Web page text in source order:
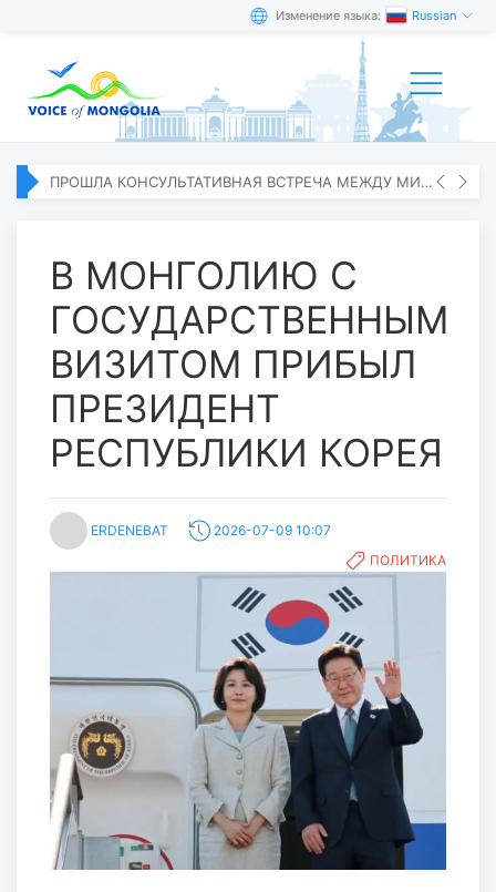
Изменение языка: Russian
ПРОШЛА КОНСУЛЬТАТИВНАЯ ВСТРЕЧА МЕЖДУ МИД МОНГОЛИИ И ЯПОНИИ
В МОНГОЛИЮ С
ГОСУДАРСТВЕННЫМ
ВИЗИТОМ ПРИБЫЛ
ПРЕЗИДЕНТ
РЕСПУБЛИКИ КОРЕЯ
ERDENEBAT
2026-07-09 10:07
ПОЛИТИКА